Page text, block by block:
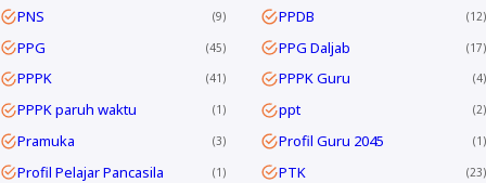
PNS 9 PPDB 12
PPG 45 PPG Daljab 17
PPPK 41 PPPK Guru 4
PPPK paruh waktu 1 ppt 2
Pramuka 3 Profil Guru 2045 1
Profil Pelajar Pancasila 1 PTK 23